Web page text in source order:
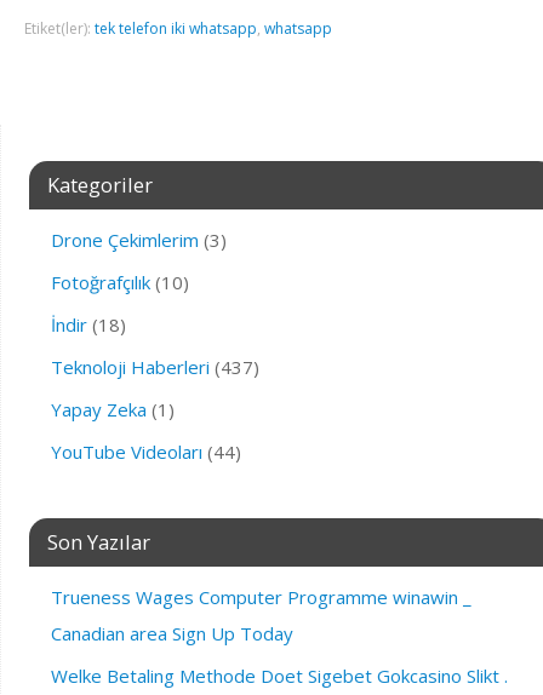
Etiket(ler):tek telefon iki whatsapp,whatsapp
Kategoriler
Drone Çekimlerim (3)
Fotoğrafçılık(10)
İndir(18)
Teknoloji Haberleri (437)
Yapay Zeka (1)
YouTube Videoları (44)
Son Yazılar
Trueness Wages Computer Programme winawin _
Canadian area Sign Up Today
Welke Betaling Methode Doet Sigebet Gokcasino Slikt .